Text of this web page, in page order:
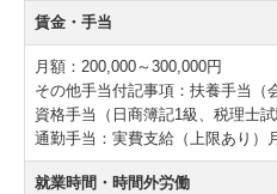
賃金・手当
月額：200,000～300,000円
その他手当付記事項：扶養手当（
資格手当（日商簿記1級、税理士試
通勤手当：実費支給（上限あり）
就業時間・時間外労働